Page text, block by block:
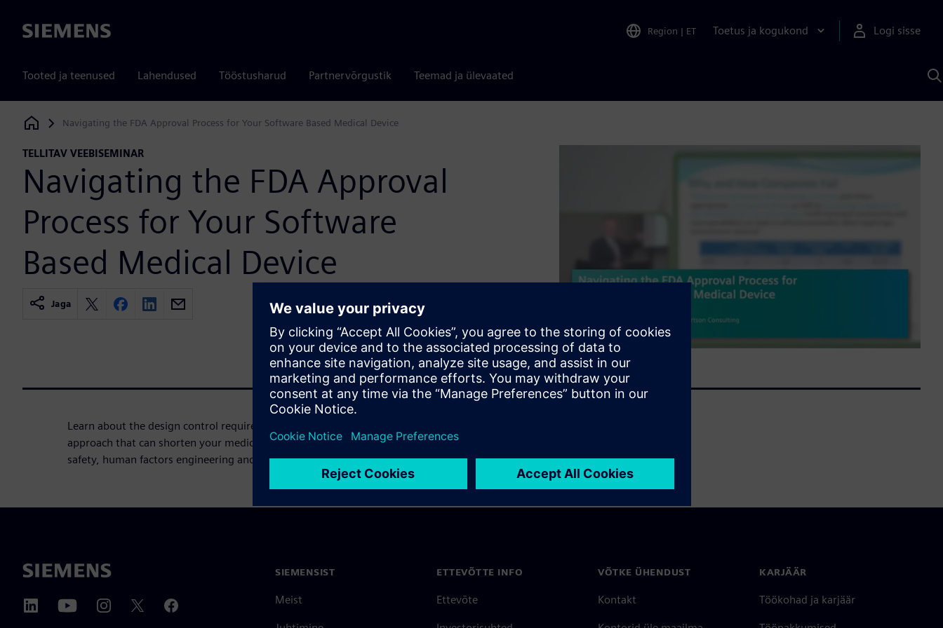
Siemens Region | ET Toetus ja kogukond Logi sisse
Tooted ja teenused Lahendused Tööstusharud Partnervõrgustik Teemad ja ülevaated
Siemens Digital Industries Software
Navigating the FDA Approval Process for Your Software Based Medical Device
TELLITAV VEEBISEMINAR
Navigating the FDA Approval
Process for Your Software
Based Medical Device
Jaga
Learn about the design control requirements and product development
approach that can shorten your medical device's path to market with a focus on
safety, human factors engineering and security.
SIEMENSIST
Meist
ETTEVÕTTE INFO
Ettevõte
VÕTKE ÜHENDUST
Kontakt
KARJÄÄR
Töökohad ja karjäär